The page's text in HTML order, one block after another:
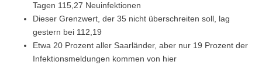
Tagen 115,27 Neuinfektionen
Dieser Grenzwert, der 35 nicht überschreiten soll, lag
gestern bei 112,19
Etwa 20 Prozent aller Saarländer, aber nur 19 Prozent der
Infektionsmeldungen kommen von hier